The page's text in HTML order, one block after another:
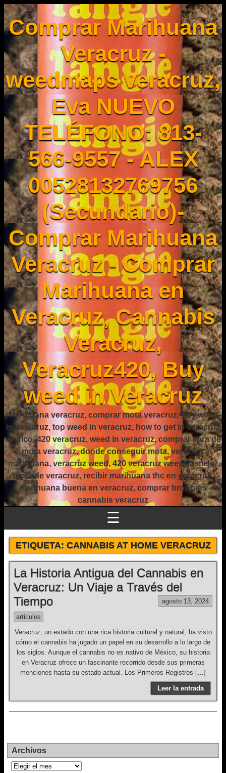
Comprar Marihuana
Veracruz -
weedmaps veracruz,
Eva NUEVO
TELÉFONO: 813-
566-9557 - ALEX
00528132769756
(Secundario)-
Comprar Marihuana
Veracruz - Comprar
Marihuana en
Veracruz, Cannabis
Veracruz,
Veracruz420, Buy
weed in Veracruz
Marihuana veracruz, comprar mota veracruz, buy weed
in veracruz, top weed in veracruz, how to get in veracruz
mexico, 420 veracruz, weed in veracruz, comprar libra de
mota veracruz, donde conseguir mota, veracruz
marihuana, veracruz weed, 420 veracruz weed, la mejor
mota de veracruz, recibir marihuana thc en veracruz,
marihuana buena en veracruz, comprar brownies
cannabis veracruz
☰
ETIQUETA:CANNABIS AT HOME VERACRUZ
La Historia Antigua del Cannabis en
Veracruz: Un Viaje a Través del
Tiempo
agosto 13, 2024
articulos
Veracruz, un estado con una rica historia cultural y natural, ha visto
cómo el cannabis ha jugado un papel en su desarrollo a lo largo de
los siglos. Aunque el cannabis no es nativo de México, su historia
en Veracruz ofrece un fascinante recorrido desde sus primeras
menciones hasta su estado actual. Los Primeros Registros […]
Leer la entrada
Archivos
Archivos